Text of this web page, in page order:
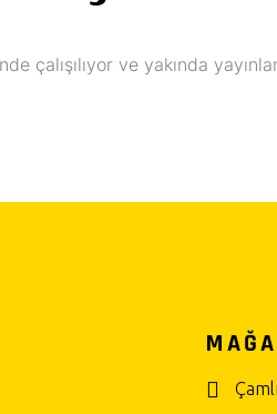
çalışılıyor ve yakında